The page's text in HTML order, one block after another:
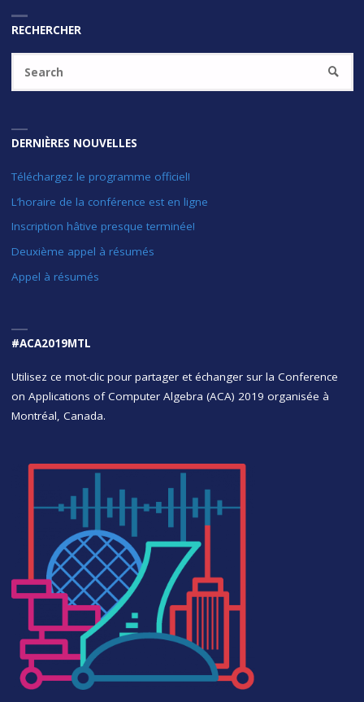
RECHERCHER
DERNIÈRES NOUVELLES
Téléchargez le programme officiel!
L’horaire de la conférence est en ligne
Inscription hâtive presque terminée!
Deuxième appel à résumés
Appel à résumés
#ACA2019MTL
Utilisez ce mot-clic pour partager et échanger sur la Conference
on Applications of Computer Algebra (ACA) 2019 organisée à
Montréal, Canada.